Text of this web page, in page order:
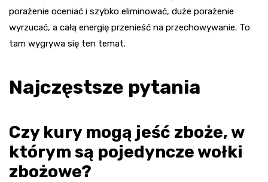
porażenie oceniać i szybko eliminować, duże porażenie
wyrzucać, a całą energię przenieść na przechowywanie. To
tam wygrywa się ten temat.
Najczęstsze pytania
Czy kury mogą jeść zboże, w
którym są pojedyncze wołki
zbożowe?